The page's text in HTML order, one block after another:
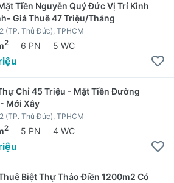
Tiền Nguyễn Quý Đức Vị Trí Kinh
Giá Thuê 47 Triệu/Tháng
(TP. Thủ Đức), TPHCM
2 6 PN 5 WC
Chỉ 45 Triệu - Mặt Tiền Đường
Mới Xây
(TP. Thủ Đức), TPHCM
2 5 PN 4 WC
Biệt Thự Thảo Điền 1200m2 Có